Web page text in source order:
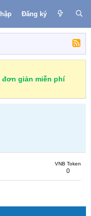
Đăng ký
giản miễn phí
VNB Token
0